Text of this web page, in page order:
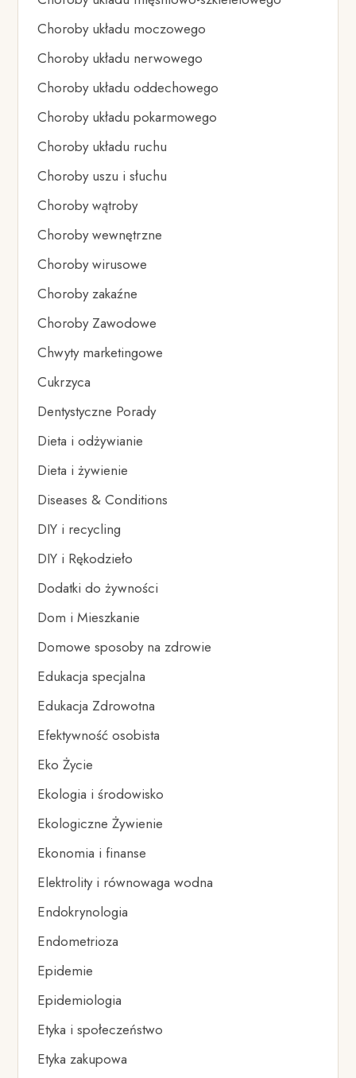
Choroby układu moczowego
Choroby układu nerwowego
Choroby układu oddechowego
Choroby układu pokarmowego
Choroby układu ruchu
Choroby uszu i słuchu
Choroby wątroby
Choroby wewnętrzne
Choroby wirusowe
Choroby zakaźne
Choroby Zawodowe
Chwyty marketingowe
Cukrzyca
Dentystyczne Porady
Dieta i odżywianie
Dieta i żywienie
Diseases & Conditions
DIY i recycling
DIY i Rękodzieło
Dodatki do żywności
Dom i Mieszkanie
Domowe sposoby na zdrowie
Edukacja specjalna
Edukacja Zdrowotna
Efektywność osobista
Eko Życie
Ekologia i środowisko
Ekologiczne Żywienie
Ekonomia i finanse
Elektrolity i równowaga wodna
Endokrynologia
Endometrioza
Epidemie
Epidemiologia
Etyka i społeczeństwo
Etyka zakupowa